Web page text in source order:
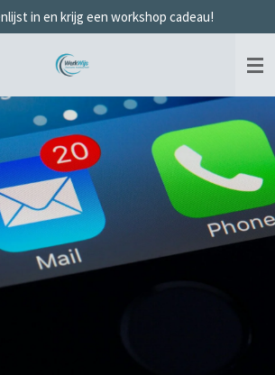
in en krijg een workshop cadeau!